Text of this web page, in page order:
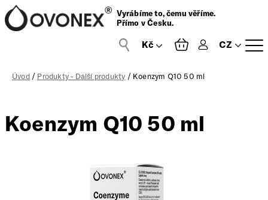
Vyrábíme to, čemu věříme.
Přímo v Česku.
CZ
Úvod/ Produkty - Další produkty / Koenzym Q10 50 ml
Koenzym Q10 50 ml